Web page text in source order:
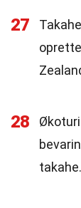
27
28
takahe.